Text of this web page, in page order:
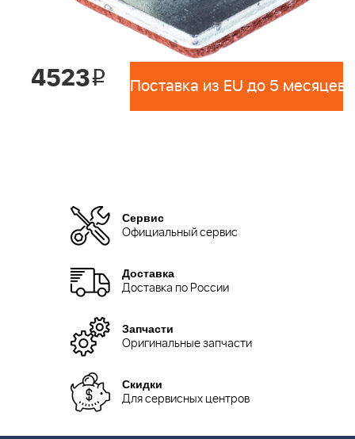
4523i Поставка из EU до 5 месяцев
Сервис
Официальный сервис
Доставка
Доставка по России
Запчасти
Оригинальные запчасти
Скидки
Для сервисных центров